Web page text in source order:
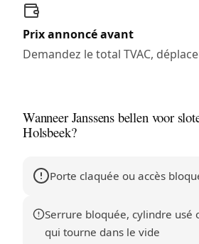
Prix annoncé avant
Demandez le total TVAC,
Wanneer Janssens bellen voor
Holsbeek?
Porte claquée ou accès
Serrure bloquée, cylindre usé
qui tourne dans le vide